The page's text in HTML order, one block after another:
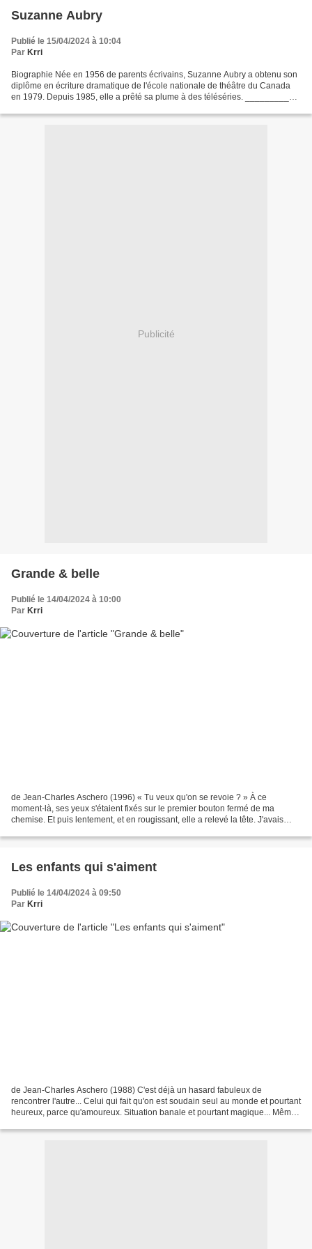
Suzanne Aubry
Publié le 15/04/2024 à 10:04
Par Krri
Biographie Née en 1956 de parents écrivains, Suzanne Aubry a obtenu son
diplôme en écriture dramatique de l'école nationale de théâtre du Canada
en 1979. Depuis 1985, elle a prêté sa plume à des téléséries. __________
Publicité
Grande & belle
Publié le 14/04/2024 à 10:00
Par Krri
de Jean-Charles Aschero (1996) « Tu veux qu'on se revoie ? » À ce
moment-là, ses yeux s'étaient fixés sur le premier bouton fermé de ma
chemise. Et puis lentement, et en rougissant, elle a relevé la tête. J'avais
Les enfants qui s'aiment
Publié le 14/04/2024 à 09:50
Par Krri
de Jean-Charles Aschero (1988) C'est déjà un hasard fabuleux de
rencontrer l'autre... Celui qui fait qu'on est soudain seul au monde et pourtant
heureux, parce qu'amoureux. Situation banale et pourtant magique... Même